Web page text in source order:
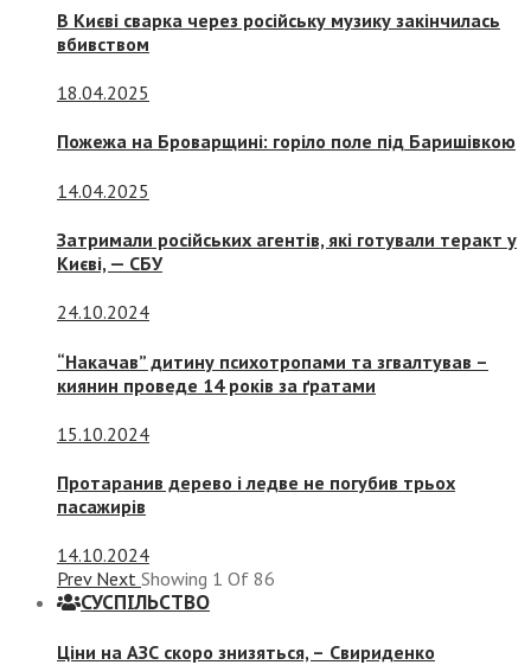
В Києві сварка через російську музику закінчилась
вбивством
18.04.2025
Пожежа на Броварщині: горіло поле під Баришівкою
14.04.2025
Затримали російських агентів, які готували теракт у
Києві, — СБУ
24.10.2024
“Накачав” дитину психотропами та згвалтував –
киянин проведе 14 років за ґратами
15.10.2024
Протаранив дерево і ледве не погубив трьох
пасажирів
14.10.2024
Prev Next Showing 1 Of 86
СУСПIЛЬСТВО
Ціни на АЗС скоро знизяться, – Свириденко